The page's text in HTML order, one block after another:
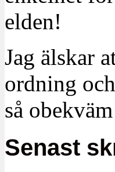
elden!
Jag älskar
ordning
så
Senast